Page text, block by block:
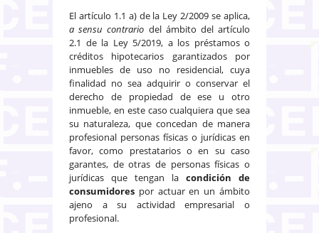
El artículo 1.1 a) de la Ley 2/2009 se aplica,
a sensu contrario del ámbito del artículo
2.1 de la Ley 5/2019, a los préstamos o
créditos hipotecarios garantizados por
inmuebles de uso no residencial, cuya
finalidad no sea adquirir o conservar el
derecho de propiedad de ese u otro
inmueble, en este caso cualquiera que sea
su naturaleza, que concedan de manera
profesional personas físicas o jurídicas en
favor, como prestatarios o en su caso
garantes, de otras de personas físicas o
jurídicas que tengan la condición de
consumidores por actuar en un ámbito
ajeno a su actividad empresarial o
profesional.